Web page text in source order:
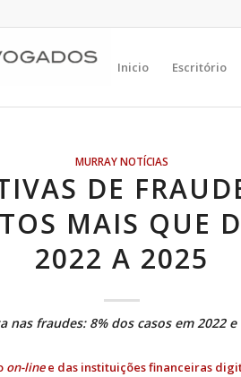
Inicio Escritório
MURRAY NOTÍCIAS
DE
MAIS QUE
2022 A 2025
nas fraudes: 8% dos casos em 2022 e
on-linee das instituições financeiras